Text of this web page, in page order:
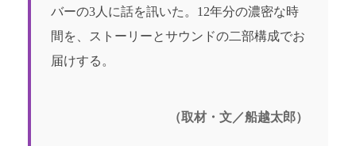
バーの3人に話を訊いた。12年分の濃密な時
間を、ストーリーとサウンドの二部構成でお
届けする。
（取材・文／船越太郎）